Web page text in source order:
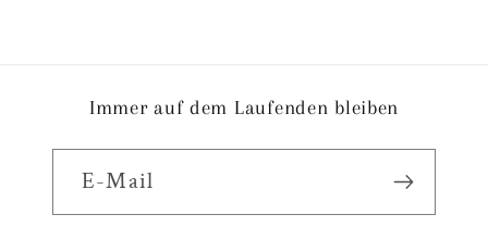
Immer auf dem Laufenden bleiben
E-Mail